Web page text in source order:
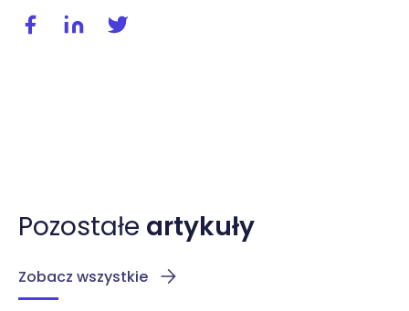
Udostępnij wpis na facebooku
Udostępnij wpis na linkedIn
Pozostałe artykuły
Zobacz wszystkie